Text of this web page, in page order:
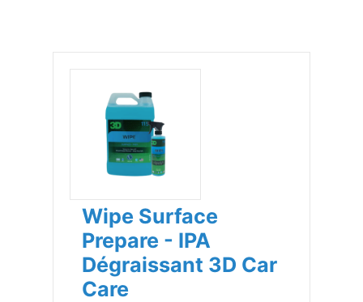
Wipe Surface
Prepare - IPA
Dégraissant 3D Car
Care